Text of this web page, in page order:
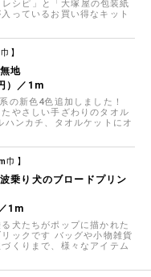
シピ」と「大塚屋の包装紙
っているお買い得なキット
】
地
）／1m
の新色4色追加しました！
やさしい手ざわりのタオル
ハンカチ、タオルケットにオ
巾】
り犬のブロードプリン
1m
犬たちがポップに描かれた
ックです バッグや小物雑貨
くりまで、様々なアイテム